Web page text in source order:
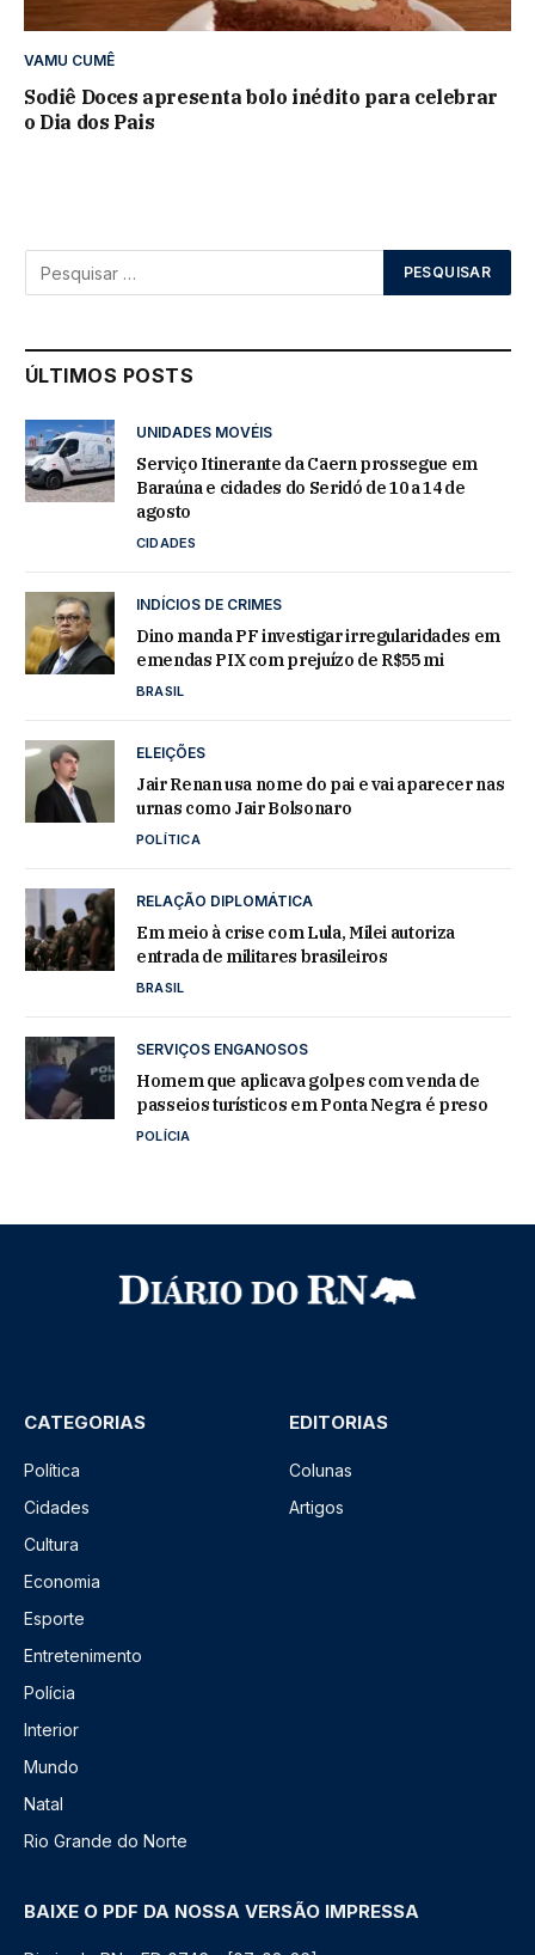
VAMU CUMÊ
Sodiê Doces apresenta bolo inédito para celebrar
o Dia dos Pais
ÚLTIMOS POSTS
UNIDADES MOVÉIS
Serviço Itinerante da Caern prossegue em
Baraúna e cidades do Seridó de 10 a 14 de
agosto
CIDADES
INDÍCIOS DE CRIMES
Dino manda PF investigar irregularidades em
emendas PIX com prejuízo de R$55 mi
BRASIL
ELEIÇÕES
Jair Renan usa nome do pai e vai aparecer nas
urnas como Jair Bolsonaro
POLÍTICA
RELAÇÃO DIPLOMÁTICA
Em meio à crise com Lula, Milei autoriza
entrada de militares brasileiros
BRASIL
SERVIÇOS ENGANOSOS
Homem que aplicava golpes com venda de
passeios turísticos em Ponta Negra é preso
POLÍCIA
CATEGORIAS
Política
Cidades
Cultura
Economia
Esporte
Entretenimento
Polícia
Interior
Mundo
Natal
Rio Grande do Norte
EDITORIAS
Colunas
Artigos
BAIXE O PDF DA NOSSA VERSÃO IMPRESSA